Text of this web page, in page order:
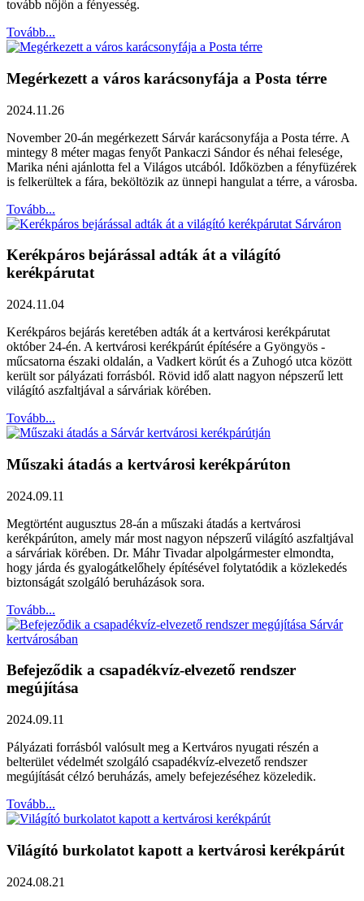
tovább nőjön a fényesség.
Tovább...
Megérkezett a város karácsonyfája a Posta térre
2024.11.26
November 20-án megérkezett Sárvár karácsonyfája a Posta térre. A
mintegy 8 méter magas fenyőt Pankaczi Sándor és néhai felesége,
Marika néni ajánlotta fel a Világos utcából. Időközben a fényfüzérek
is felkerültek a fára, beköltözik az ünnepi hangulat a térre, a városba.
Tovább...
Kerékpáros bejárással adták át a világító
kerékpárutat
2024.11.04
Kerékpáros bejárás keretében adták át a kertvárosi kerékpárutat
október 24-én. A kertvárosi kerékpárút építésére a Gyöngyös -
műcsatorna északi oldalán, a Vadkert körút és a Zuhogó utca között
került sor pályázati forrásból. Rövid idő alatt nagyon népszerű lett
világító aszfaltjával a sárváriak körében.
Tovább...
Műszaki átadás a kertvárosi kerékpárúton
2024.09.11
Megtörtént augusztus 28-án a műszaki átadás a kertvárosi
kerékpárúton, amely már most nagyon népszerű világító aszfaltjával
a sárváriak körében. Dr. Máhr Tivadar alpolgármester elmondta,
hogy járda és gyalogátkelőhely építésével folytatódik a közlekedés
biztonságát szolgáló beruházások sora.
Tovább...
Befejeződik a csapadékvíz-elvezető rendszer
megújítása
2024.09.11
Pályázati forrásból valósult meg a Kertváros nyugati részén a
belterület védelmét szolgáló csapadékvíz-elvezető rendszer
megújítását célzó beruházás, amely befejezéséhez közeledik.
Tovább...
Világító burkolatot kapott a kertvárosi kerékpárút
2024.08.21